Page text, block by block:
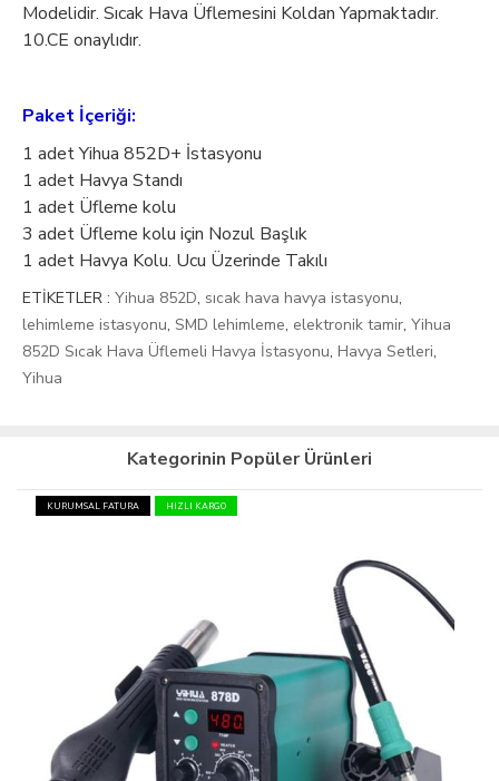
Modelidir. Sıcak Hava Üflemesini Koldan Yapmaktadır.
10.CE onaylıdır.
Paket İçeriği:
1 adet Yihua 852D+ İstasyonu
1 adet Havya Standı
1 adet Üfleme kolu
3 adet Üfleme kolu için Nozul Başlık
1 adet Havya Kolu. Ucu Üzerinde Takılı
ETİKETLER : Yihua 852D, sıcak hava havya istasyonu,
lehimleme istasyonu, SMD lehimleme, elektronik tamir, Yihua
852D Sıcak Hava Üflemeli Havya İstasyonu, Havya Setleri,
Yihua
Kategorinin Popüler Ürünleri
KURUMSAL FATURA HIZLI KARGO